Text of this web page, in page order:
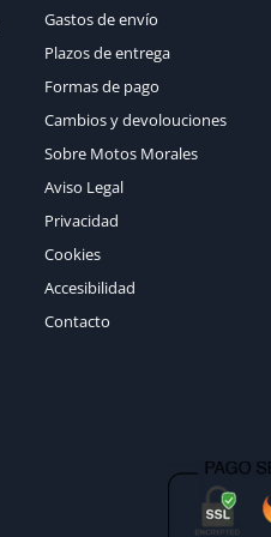
Gastos de envío
Plazos de entrega
Formas de pago
Cambios y devolouciones
Sobre Motos Morales
Aviso Legal
Privacidad
Cookies
Accesibilidad
Contacto